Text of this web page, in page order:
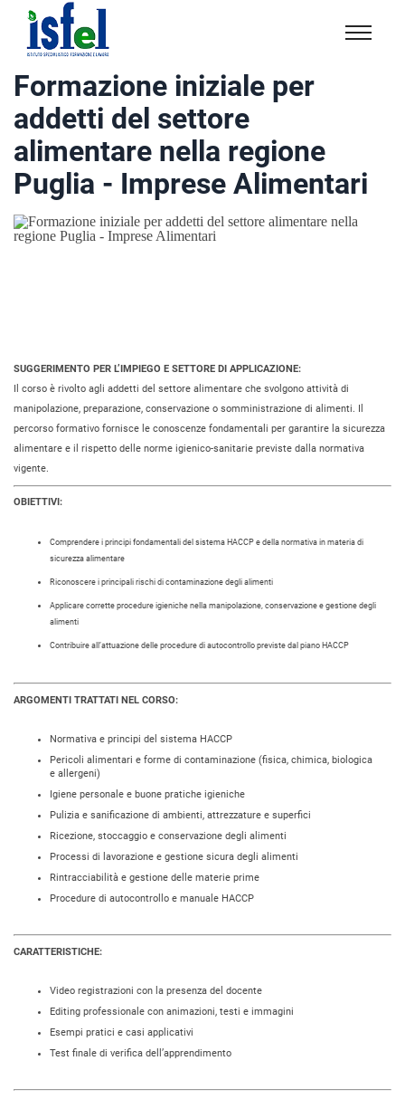
Isfel
Istituto
specialistico
formazione
e
lavoro
Formazione iniziale per
addetti del settore
alimentare nella regione
Puglia - Imprese Alimentari
SUGGERIMENTO PER L’IMPIEGO E SETTORE DI APPLICAZIONE:
Il corso è rivolto agli addetti del settore alimentare che svolgono attività di
manipolazione, preparazione, conservazione o somministrazione di alimenti. Il
percorso formativo fornisce le conoscenze fondamentali per garantire la sicurezza
alimentare e il rispetto delle norme igienico-sanitarie previste dalla normativa
vigente.
OBIETTIVI:
Comprendere i principi fondamentali del sistema HACCP e della normativa in materia di
sicurezza alimentare
Riconoscere i principali rischi di contaminazione degli alimenti
Applicare corrette procedure igieniche nella manipolazione, conservazione e gestione degli
alimenti
Contribuire all’attuazione delle procedure di autocontrollo previste dal piano HACCP
ARGOMENTI TRATTATI NEL CORSO:
Normativa e principi del sistema HACCP
Pericoli alimentari e forme di contaminazione (fisica, chimica, biologica
e allergeni)
Igiene personale e buone pratiche igieniche
Pulizia e sanificazione di ambienti, attrezzature e superfici
Ricezione, stoccaggio e conservazione degli alimenti
Processi di lavorazione e gestione sicura degli alimenti
Rintracciabilità e gestione delle materie prime
Procedure di autocontrollo e manuale HACCP
CARATTERISTICHE:
Video registrazioni con la presenza del docente
Editing professionale con animazioni, testi e immagini
Esempi pratici e casi applicativi
Test finale di verifica dell’apprendimento